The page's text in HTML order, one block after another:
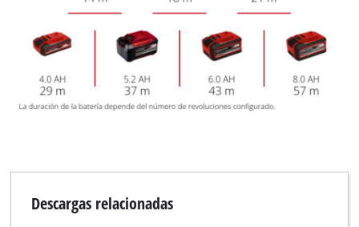
Descargas relacionadas